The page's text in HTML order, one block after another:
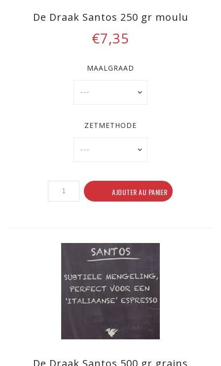
De Draak Santos 250 gr moulu
€7,35
MAALGRAAD
ZETMETHODE
AJOUTER AU PANIER
De Draak Santos 500 gr grains